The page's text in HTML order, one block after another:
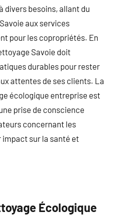
divers besoins, allant du
aux services
pour les copropriétés. En
Savoie doit
durables pour rester
attentes de ses clients. La
écologique entreprise est
prise de conscience
concernant les
sur la santé et
Écologique